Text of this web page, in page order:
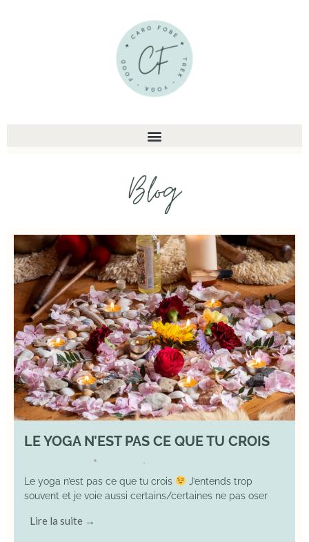
LE YOGA N’EST PAS CE QUE TU CROIS
•
Le yoga n’est pas ce que tu crois
J’entends trop
souvent et je voie aussi certains/certaines ne pas oser
Lire la suite →